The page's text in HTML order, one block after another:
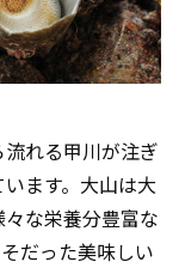
れる甲川が注ぎ
ます。大山は大
な栄養分豊富な
だった美味しい